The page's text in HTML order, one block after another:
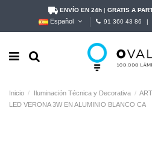
ENVÍO EN 24h| GRATIS A
Español 91 360 43 86
Inicio Iluminación Técnica y Decorativa
LED VERONA 3W EN ALUMINIO BLANCO CA